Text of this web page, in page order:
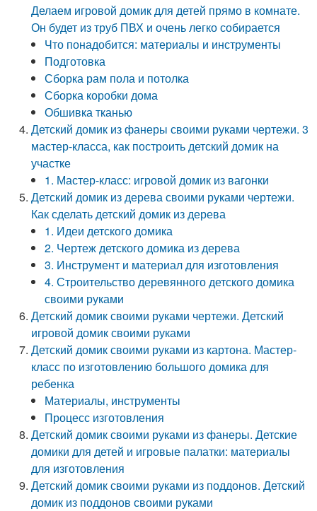
Делаем игровой домик для детей прямо в комнате.
Он будет из труб ПВХ и очень легко собирается
Что понадобится: материалы и инструменты
Подготовка
Сборка рам пола и потолка
Сборка коробки дома
Обшивка тканью
Детский домик из фанеры своими руками чертежи. 3
мастер-класса, как построить детский домик на
участке
1. Мастер-класс: игровой домик из вагонки
Детский домик из дерева своими руками чертежи.
Как сделать детский домик из дерева
1. Идеи детского домика
2. Чертеж детского домика из дерева
3. Инструмент и материал для изготовления
4. Строительство деревянного детского домика
своими руками
Детский домик своими руками чертежи. Детский
игровой домик своими руками
Детский домик своими руками из картона. Мастер-
класс по изготовлению большого домика для
ребенка
Материалы, инструменты
Процесс изготовления
Детский домик своими руками из фанеры. Детские
домики для детей и игровые палатки: материалы
для изготовления
Детский домик своими руками из поддонов. Детский
домик из поддонов своими руками